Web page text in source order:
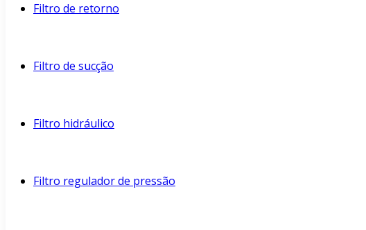
Filtro de retorno
Filtro de sucção
Filtro hidráulico
Filtro regulador de pressão